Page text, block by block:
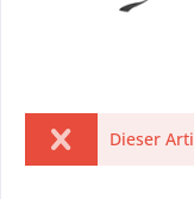
Dieser